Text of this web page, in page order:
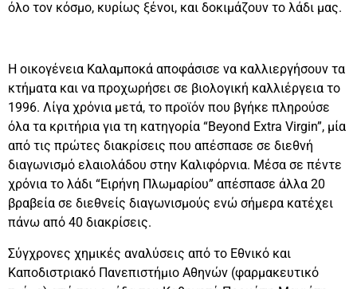
όλο τον κόσμο, κυρίως ξένοι, και δοκιμάζουν το λάδι μας.
Η οικογένεια Καλαμποκά αποφάσισε να καλλιεργήσουν τα
κτήματα και να προχωρήσει σε βιολογική καλλιέργεια το
1996. Λίγα χρόνια μετά, το προϊόν που βγήκε πληρούσε
όλα τα κριτήρια για τη κατηγορία “Beyond Extra Virgin”, μία
από τις πρώτες διακρίσεις που απέσπασε σε διεθνή
διαγωνισμό ελαιολάδου στην Καλιφόρνια. Μέσα σε πέντε
χρόνια το λάδι “Ειρήνη Πλωμαρίου” απέσπασε άλλα 20
βραβεία σε διεθνείς διαγωνισμούς ενώ σήμερα κατέχει
πάνω από 40 διακρίσεις.
Σύγχρονες χημικές αναλύσεις από το Εθνικό και
Καποδιστριακό Πανεπιστήμιο Αθηνών (φαρμακευτικό